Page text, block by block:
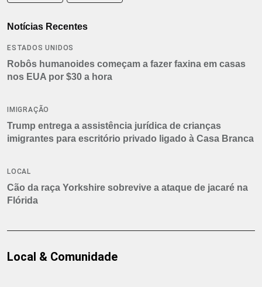
Notícias Recentes
ESTADOS UNIDOS
Robôs humanoides começam a fazer faxina em casas
nos EUA por $30 a hora
IMIGRAÇÃO
Trump entrega a assistência jurídica de crianças
imigrantes para escritório privado ligado à Casa Branca
LOCAL
Cão da raça Yorkshire sobrevive a ataque de jacaré na
Flórida
Local & Comunidade